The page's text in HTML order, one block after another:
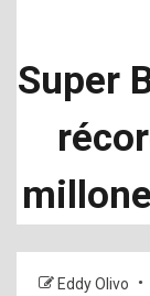
Super
Eddy Olivo